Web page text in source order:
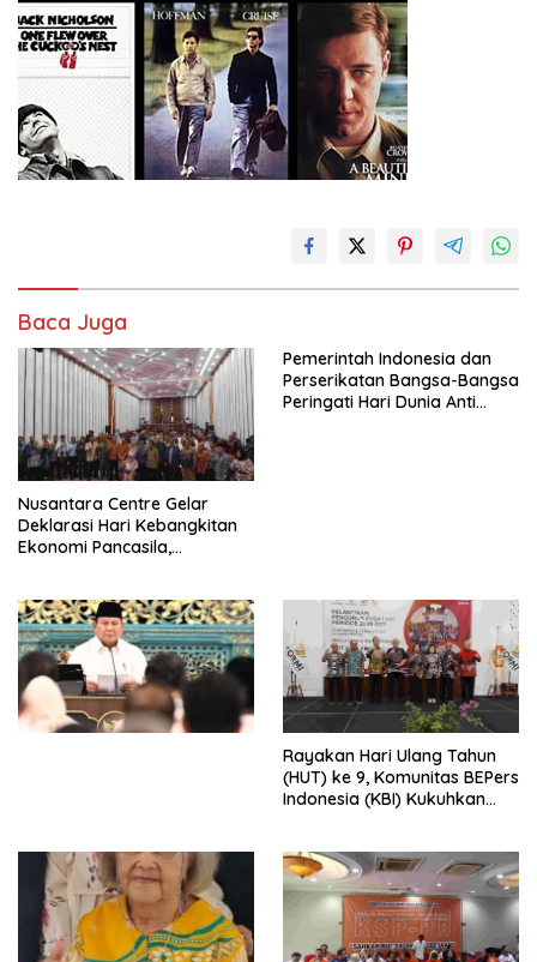
Baca Juga
Nusantara Centre Gelar
Deklarasi Hari Kebangkitan
Ekonomi Pancasila,
Penjajahan (Pergolakan
Ekonomi Politik Indonesia) &
Simposium Nasional “Urgensi
Undang-Undang
Perekonomian Nasional dan
Kesejahteraan Sosial dalam
Pemerintah Indonesia dan
Perserikatan Bangsa-Bangsa
Peringati Hari Dunia Anti
Rayakan Hari Ulang Tahun
(HUT) ke 9, Komunitas BEPers
Indonesia (KBI) Kukuhkan
Tema: “Penguatan dan
Pengembangan Organisasi
KBI yang Berbasis Riset di
seluruh Indonesia dan
Mancanegara”.